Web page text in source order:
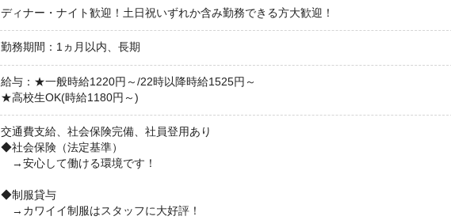
ディナー・ナイト歓迎！土日祝いずれか含み勤務できる方大歓迎！
勤務期間：1ヵ月以内、長期
給与：★一般時給1220円～/22時以降時給1525円～
★高校生OK(時給1180円～)
交通費支給、社会保険完備、社員登用あり
◆社会保険（法定基準）
→安心して働ける環境です！
◆制服貸与
→カワイイ制服はスタッフに大好評！